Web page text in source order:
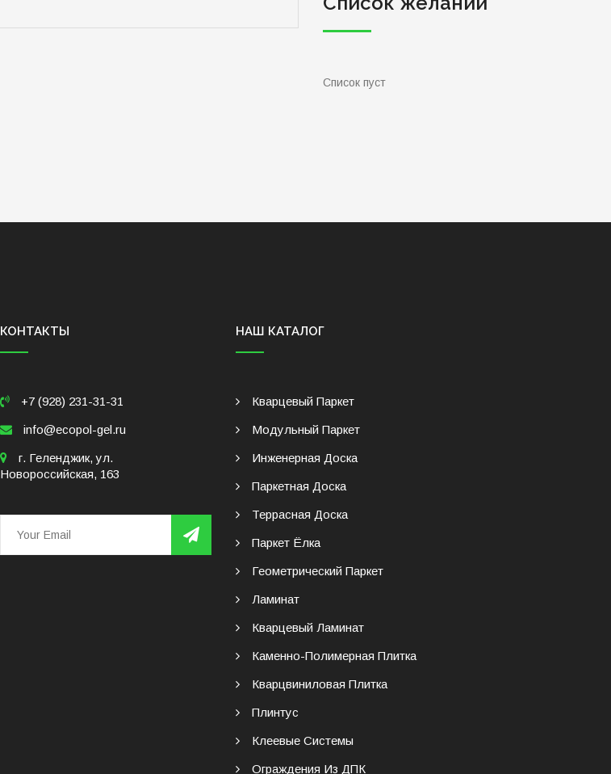
Список пуст
КОНТАКТЫ
+7 (928) 231-31-31
info@ecopol-gel.ru
г. Геленджик, ул.
Новороссийская, 163
НАШ КАТАЛОГ
Кварцевый Паркет
Модульный Паркет
Инженерная Доска
Паркетная Доска
Террасная Доска
Паркет Ёлка
Геометрический Паркет
Ламинат
Кварцевый Ламинат
Каменно-Полимерная Плитка
Кварцвиниловая Плитка
Плинтус
Клеевые Системы
Ограждения Из ДПК